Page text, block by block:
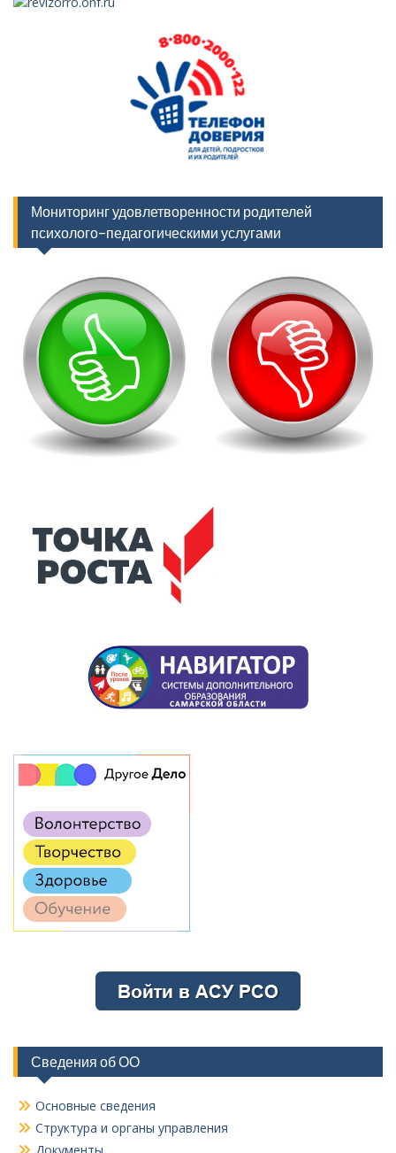
Мониторинг удовлетворенности родителей
психолого-педагогическими услугами
Сведения об ОО
Основные сведения
Структура и органы управления